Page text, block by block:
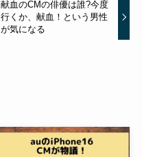
献血のCMの俳優は誰?今度
行くか、献血！という男性
が気になる